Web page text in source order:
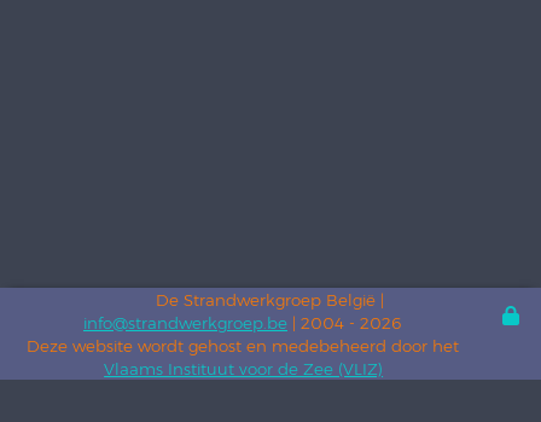
De Strandwerkgroep België |
info@strandwerkgroep.be | 2004 - 2026
Deze website wordt gehost en medebeheerd door het
Vlaams Instituut voor de Zee (VLIZ)